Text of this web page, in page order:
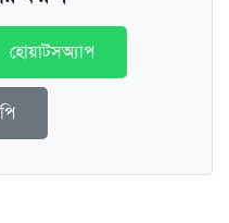
হোয়াটসঅ্যাপ